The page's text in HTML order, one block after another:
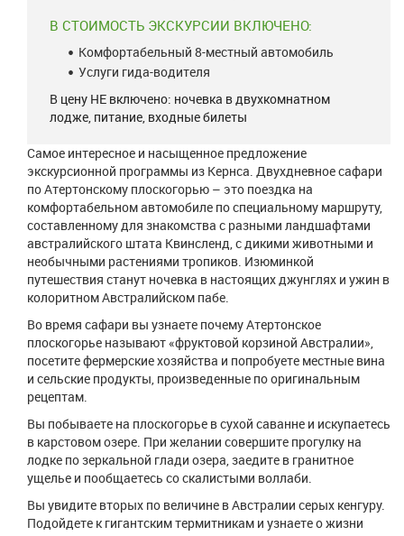
В СТОИМОСТЬ ЭКСКУРСИИ ВКЛЮЧЕНО:
Комфортабельный 8-местный автомобиль
Услуги гида-водителя
В цену НЕ включено: ночевка в двухкомнатном
лодже, питание, входные билеты
Самое интересное и насыщенное предложение
экскурсионной программы из Кернса. Двухдневное сафари
по Атертонскому плоскогорью – это поездка на
комфортабельном автомобиле по специальному маршруту,
составленному для знакомства с разными ландшафтами
австралийского штата Квинсленд, с дикими животными и
необычными растениями тропиков. Изюминкой
путешествия станут ночевка в настоящих джунглях и ужин в
колоритном Австралийском пабе.
Во время сафари вы узнаете почему Атертонское
плоскогорье называют «фруктовой корзиной Австралии»,
посетите фермерские хозяйства и попробуете местные вина
и сельские продукты, произведенные по оригинальным
рецептам.
Вы побываете на плоскогорье в сухой саванне и искупаетесь
в карстовом озере. При желании совершите прогулку на
лодке по зеркальной глади озера, заедите в гранитное
ущелье и пообщаетесь со скалистыми воллаби.
Вы увидите вторых по величине в Австралии серых кенгуру.
Подойдете к гигантским термитникам и узнаете о жизни